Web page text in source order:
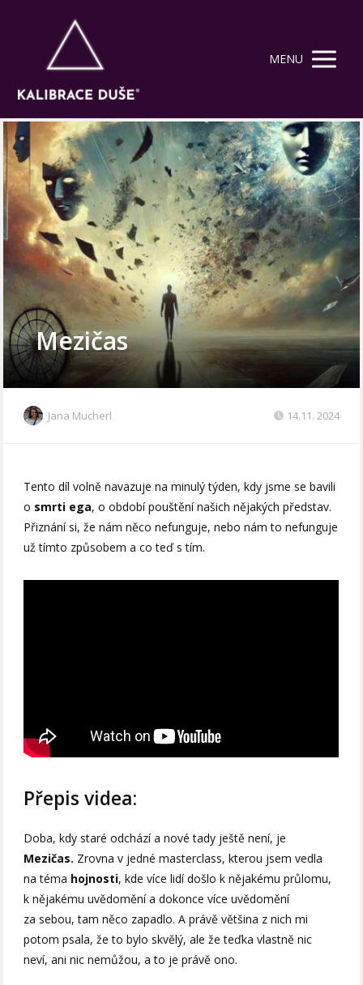
MENU
Mezičas
Jana Mucherl 14.11. 2024
Tento díl volně navazuje na minulý týden, kdy jsme se bavili
o smrti ega, o období pouštění našich nějakých představ.
Přiznání si, že nám něco nefunguje, nebo nám to nefunguje
už tímto způsobem a co teď s tím.
Přepis videa:
Doba, kdy staré odchází a nové tady ještě není, je
Mezičas. Zrovna v jedné masterclass, kterou jsem vedla
na téma hojnosti, kde více lidí došlo k nějakému průlomu,
k nějakému uvědomění a dokonce více uvědomění
za sebou, tam něco zapadlo. A právě většina z nich mi
potom psala, že to bylo skvělý, ale že teďka vlastně nic
neví, ani nic nemůžou, a to je právě ono.